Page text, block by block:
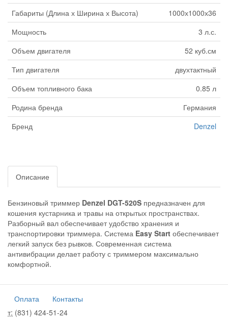
Габариты (Длина х Ширина х Высота)
1000х1000х36
Мощность
3 л.с.
Объем двигателя
52 куб.см
Тип двигателя
двухтактный
Объем топливного бака
0.85 л
Родина бренда
Германия
Бренд
Denzel
Описание
Бензиновый триммер Denzel DGT-520S предназначен для
кошения кустарника и травы на открытых пространствах.
Разборный вал обеспечивает удобство хранения и
транспортировки триммера. Система Easy Start обеспечивает
легкий запуск без рывков. Современная система
антивибрации делает работу с триммером максимально
комфортной.
Оплата
Контакты
т: (831) 424-51-24